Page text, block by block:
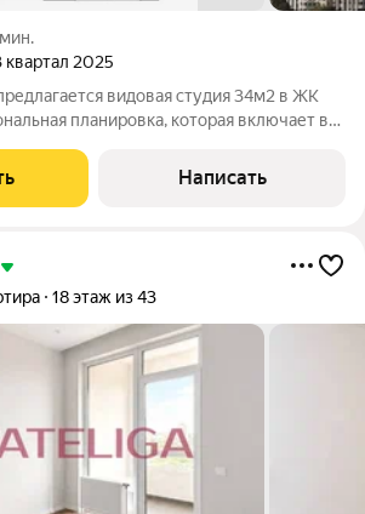
квартал 2025
видовая студия 34м2 в ЖК
планировка, которая включает в
Написать
18 этаж из 43